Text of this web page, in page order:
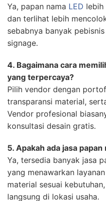
Ya, papan nama LED lebih
dan terlihat lebih
sebabnya banyak
signage.
4. Bagaimana cara
yang terpercaya?
Pilih vendor dengan
transparansi material,
Vendor profesional
konsultasi desain gratis.
5. Apakah ada jasa
Ya, tersedia banyak jasa
yang menawarkan
material sesuai
langsung di lokasi usaha.